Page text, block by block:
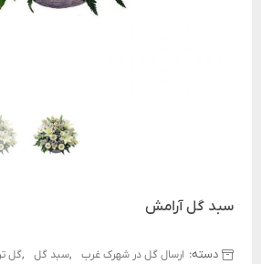
سبد گل آرامش
دسته: ارسال گل در شهرک غرب ,سبد گل ,گل